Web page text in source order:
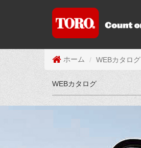
ホーム WEBカタログ
WEBカタログ